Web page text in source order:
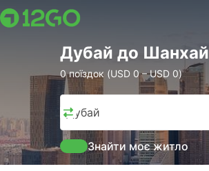
Дубай до Шанхай
0 поїздок (USD 0 – USD 0)
Дубай
Знайти моє житло